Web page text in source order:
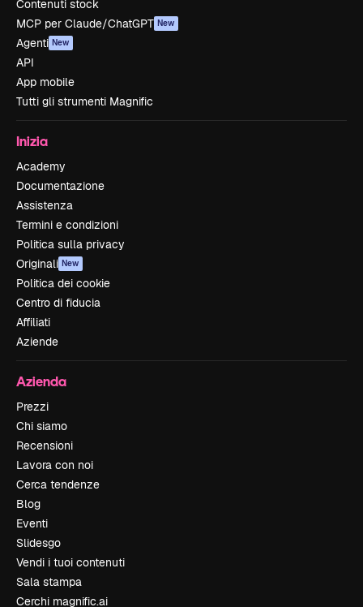
Contenuti stock
MCP per Claude/ChatGPT New
Agenti New
API
App mobile
Tutti gli strumenti Magnific
Inizia
Academy
Documentazione
Assistenza
Termini e condizioni
Politica sulla privacy
Originali New
Politica dei cookie
Centro di fiducia
Affiliati
Aziende
Azienda
Prezzi
Chi siamo
Recensioni
Lavora con noi
Cerca tendenze
Blog
Eventi
Slidesgo
Vendi i tuoi contenuti
Sala stampa
Cerchi magnific.ai